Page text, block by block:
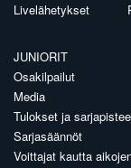
Livelähetykset
JUNIORIT
Osakilpailut
Media
Tulokset ja
Sarjasäännöt
Voittajat kautta